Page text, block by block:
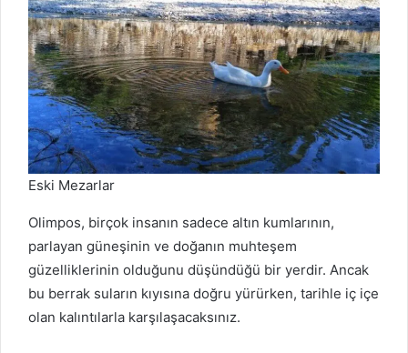
Eski Mezarlar
Olimpos, birçok insanın sadece altın kumlarının,
parlayan güneşinin ve doğanın muhteşem
güzelliklerinin olduğunu düşündüğü bir yerdir. Ancak
bu berrak suların kıyısına doğru yürürken, tarihle iç içe
olan kalıntılarla karşılaşacaksınız.